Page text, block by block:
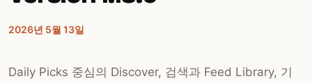
2026년 5월 13일
Daily Picks 중심의 Discover, 검색과 Feed Library, 기